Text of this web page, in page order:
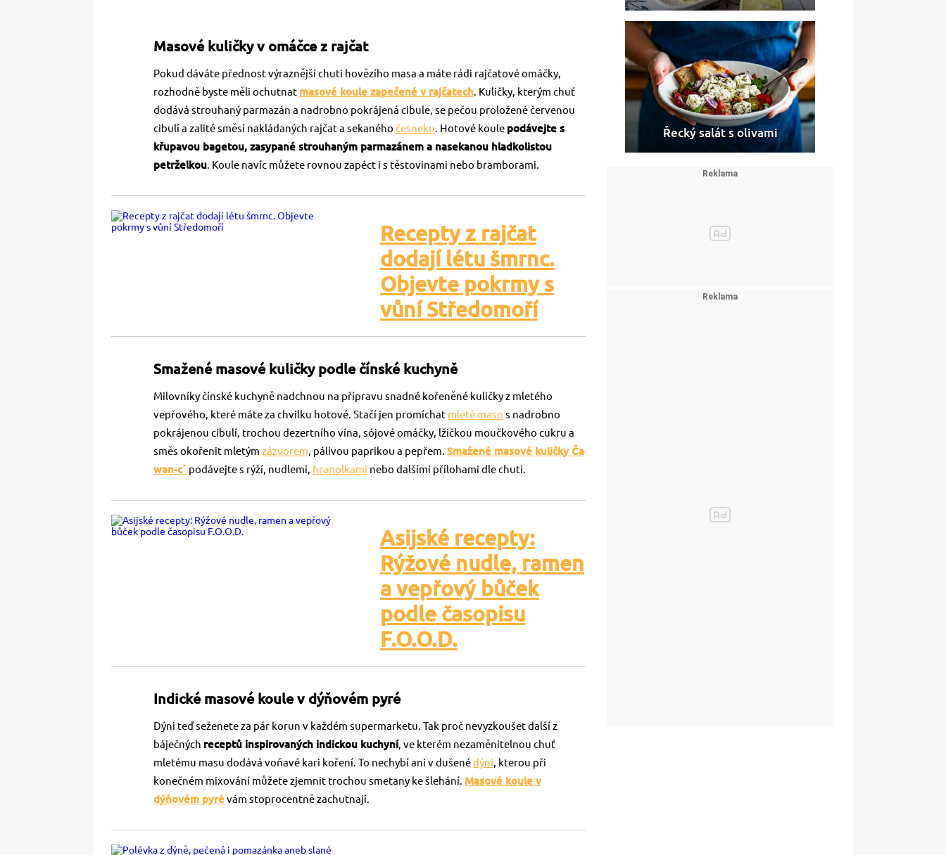
Masové kuličky v omáčce z rajčat
Pokud dáváte přednost výraznější chuti hovězího masa a máte rádi rajčatové omáčky,
rozhodně byste měli ochutnat masové koule zapečené v rajčatech. Kuličky, kterým chuť
dodává strouhaný parmazán a nadrobno pokrájená cibule, se pečou proložené červenou
cibulí a zalité směsí nakládaných rajčat a sekaného česneku. Hotové koule podávejte s
křupavou bagetou, zasypané strouhaným parmazánem a nasekanou hladkolistou
petrželkou. Koule navíc můžete rovnou zapéct i s těstovinami nebo bramborami.
Recepty z rajčat
dodají létu šmrnc.
Objevte pokrmy s
vůní Středomoří
Smažené masové kuličky podle čínské kuchyně
Milovníky čínské kuchyně nadchnou na přípravu snadné kořeněné kuličky z mletého
vepřového, které máte za chvilku hotové. Stačí jen promíchat mleté maso s nadrobno
pokrájenou cibulí, trochou dezertního vína, sójové omáčky, lžičkou moučkového cukru a
směs okořenit mletým zázvorem, pálivou paprikou a pepřem. Smažené masové kuličky Ča
wan-c´ podávejte s rýží, nudlemi, hranolkami nebo dalšími přílohami dle chuti.
Asijské recepty:
Rýžové nudle, ramen
a vepřový bůček
podle časopisu
F.O.O.D.
Indické masové koule v dýňovém pyré
Dýni teď seženete za pár korun v každém supermarketu. Tak proč nevyzkoušet další z
báječných receptů inspirovaných indickou kuchyní, ve kterém nezaměnitelnou chuť
mletému masu dodává voňavé kari koření. To nechybí ani v dušenédýni, kterou při
konečném mixování můžete zjemnit trochou smetany ke šlehání. Masové koule v
dýňovém pyrévám stoprocentně zachutnají.
Řecký salát s olivami